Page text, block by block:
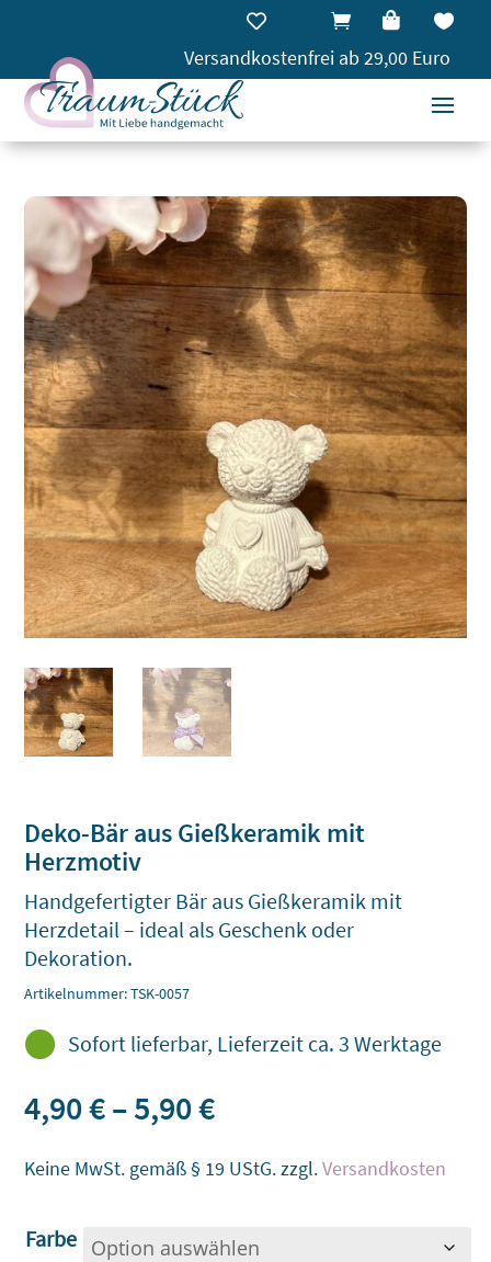




Versandkostenfrei ab 29,00 Euro
Deko-Bär aus Gießkeramik mit
Herzmotiv
Handgefertigter Bär aus Gießkeramik mit
Herzdetail – ideal als Geschenk oder
Dekoration.
Artikelnummer:TSK-0057
 Sofort lieferbar, Lieferzeit ca. 3 Werktage
4,90€–5,90€
Keine MwSt. gemäß § 19 UStG.zzgl.Versandkosten
Farbe